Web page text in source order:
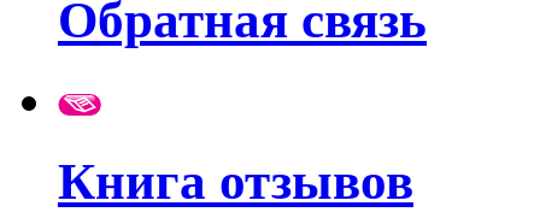
Обратная связь
Книга отзывов